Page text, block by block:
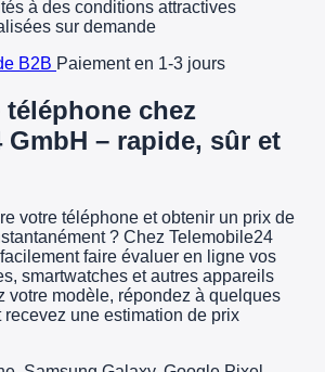
à des conditions attractives
sur demande
B2B Paiement en 1-3 jours
téléphone chez
GmbH – rapide, sûr et
votre téléphone et obtenir un prix de
? Chez Telemobile24
faire évaluer en ligne vos
smartwatches et autres appareils
votre modèle, répondez à quelques
une estimation de prix